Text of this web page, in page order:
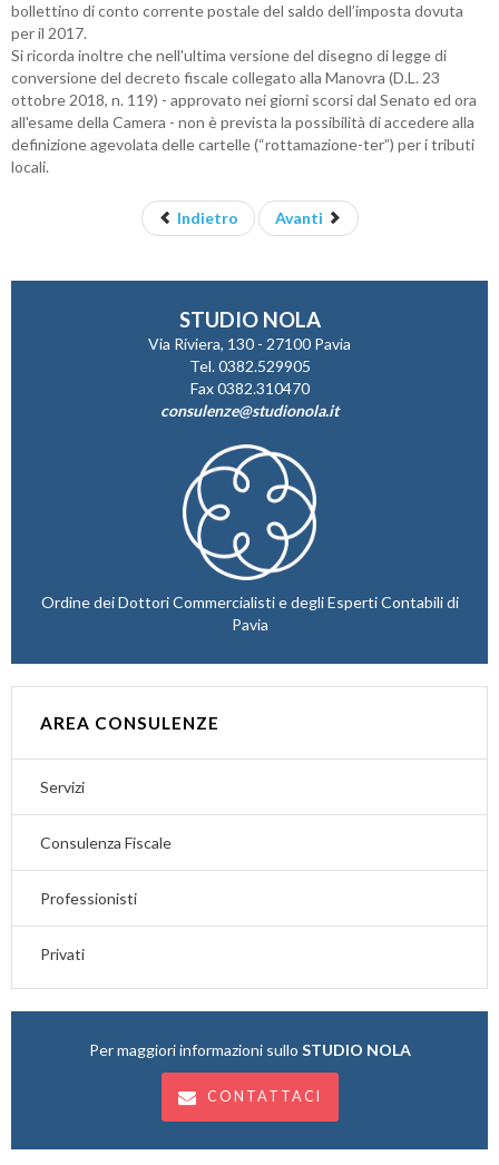
bollettino di conto corrente postale del saldo dell’imposta dovuta
per il 2017.
Si ricorda inoltre che nell'ultima versione del disegno di legge di
conversione del decreto fiscale collegato alla Manovra (D.L. 23
ottobre 2018, n. 119) - approvato nei giorni scorsi dal Senato ed ora
all'esame della Camera - non è prevista la possibilità di accedere alla
definizione agevolata delle cartelle (“rottamazione-ter”) per i tributi
locali.
Indietro Avanti
STUDIO NOLA
Via Riviera, 130 - 27100 Pavia
Tel. 0382.529905
Fax 0382.310470
consulenze@studionola.it
Ordine dei Dottori Commercialisti e degli Esperti Contabili di
Pavia
AREA CONSULENZE
Servizi
Consulenza Fiscale
Professionisti
Privati
Per maggiori informazioni sullo STUDIO NOLA
CONTATTACI